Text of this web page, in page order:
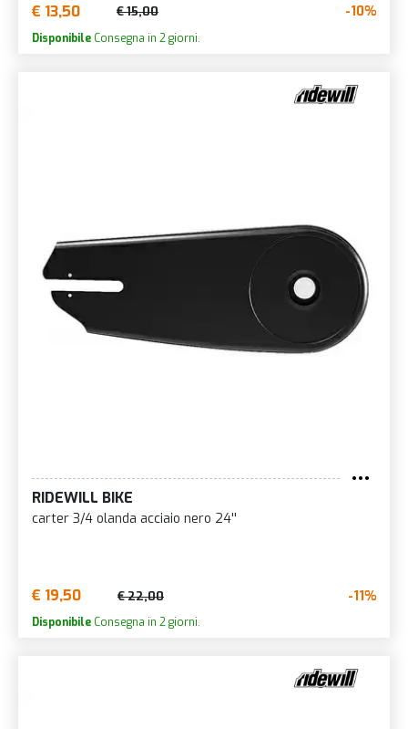
€ 13,50 € 15,00 -10%
Disponibile Consegna in 2 giorni.
RIDEWILL BIKE
carter 3/4 olanda acciaio nero 24''
€ 19,50 € 22,00 -11%
Disponibile Consegna in 2 giorni.